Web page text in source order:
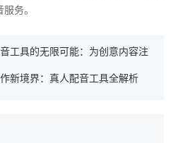
务。
工具的无限可能：为创意内容注
新境界：真人配音工具全解析